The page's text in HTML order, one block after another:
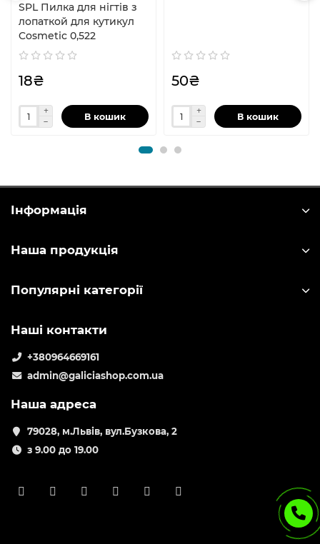
SPL Пилка для нігтів з
лопаткой для кутикул
Cosmetic 0,522
18₴
В кошик
50₴
В кошик
Інформація
Наша продукція
Популярні категорії
Наші контакти
+380964669161
admin@galiciashop.com.ua
Наша адреса
79028, м.Львів, вул.Бузкова, 2
з 9.00 до 19.00